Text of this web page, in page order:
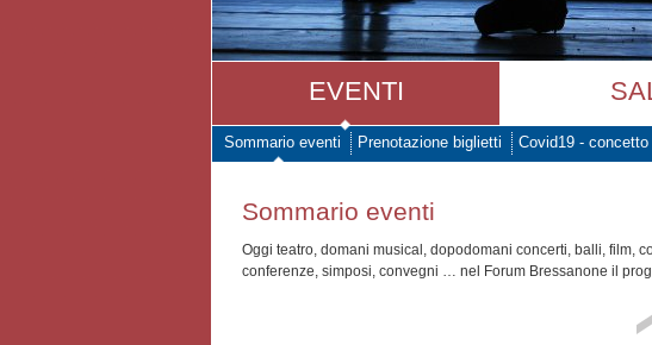
EVENTI
Sommario eventi Prenotazione biglietti Covid19 -
Sommario eventi
Oggi teatro, domani musical, dopodomani concerti, balli, film,
conferenze, simposi, convegni … nel Forum Bressanone il